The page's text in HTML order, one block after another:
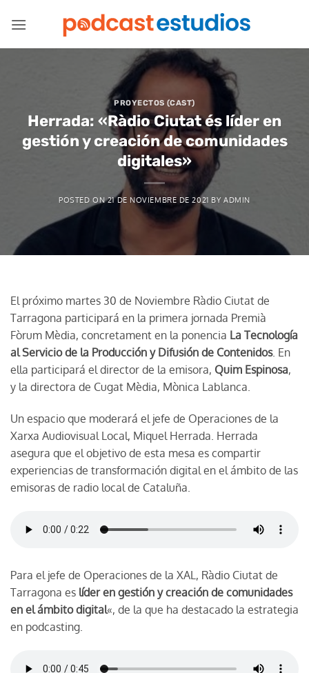
PROYECTOS (CAST)
Herrada: «Ràdio Ciutat és líder en
gestión y creación de comunidades
digitales»
POSTED ON21 DE NOVIEMBRE DE 2021 BY ADMIN
El próximo martes 30 de Noviembre Ràdio Ciutat de
Tarragona participará en la primera jornada Premià
Fòrum Mèdia, concretament en la ponencia La Tecnología
al Servicio de la Producción y Difusión de Contenidos. En
ella participará el director de la emisora, Quim Espinosa,
y la directora de Cugat Mèdia, Mònica Lablanca.
Un espacio que moderará el jefe de Operaciones de la
Xarxa Audiovisual Local, Miquel Herrada. Herrada
asegura que el objetivo de esta mesa es compartir
experiencias de transformación digital en el ámbito de las
emisoras de radio local de Cataluña.
Para el jefe de Operaciones de la XAL, Ràdio Ciutat de
Tarragona es líder en gestión y creación de comunidades
en el ámbito digital«, de la que ha destacado la estrategia
en podcasting.